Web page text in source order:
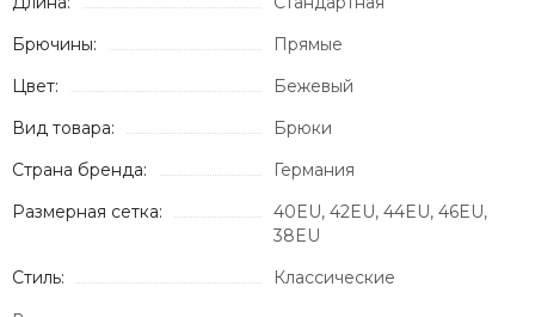
Брючины:
Прямые
Цвет:
Бежевый
Вид товара:
Брюки
Страна бренда:
Германия
Размерная сетка:
40EU, 42EU, 44EU, 46EU,
38EU
Стиль:
Классические